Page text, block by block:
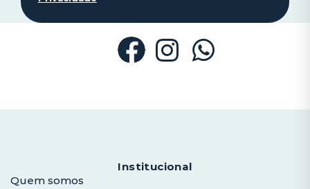
Institucional
Quem somos